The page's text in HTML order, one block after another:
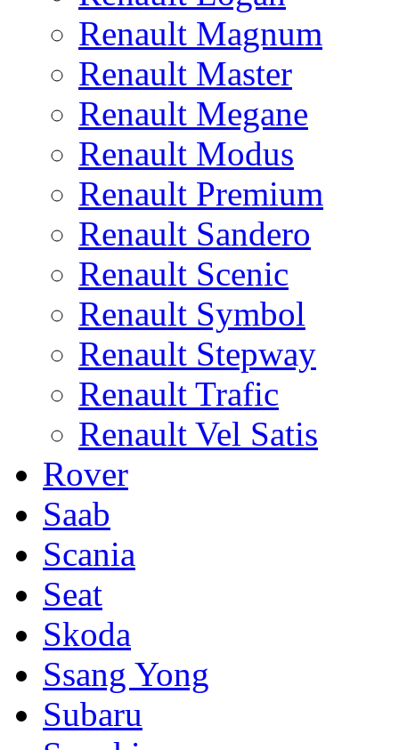
Renault Magnum
Renault Master
Renault Megane
Renault Modus
Renault Premium
Renault Sandero
Renault Scenic
Renault Symbol
Renault Stepway
Renault Trafic
Renault Vel Satis
Rover
Saab
Scania
Seat
Skoda
Ssang Yong
Subaru